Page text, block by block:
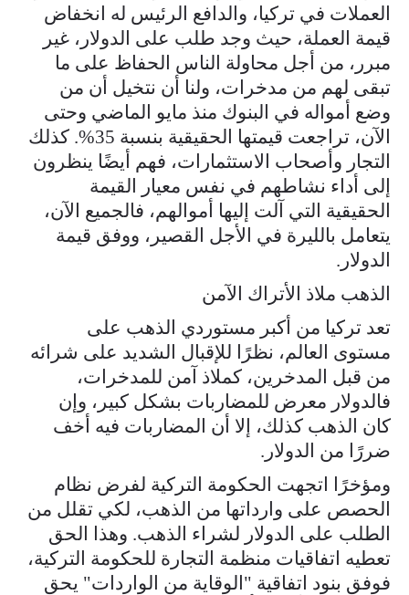
العملات في تركيا، والدافع الرئيس له انخفاض
قيمة العملة، حيث وجد طلب على الدولار، غير
مبرر، من أجل محاولة الناس الحفاظ على ما
تبقى لهم من مدخرات، ولنا أن نتخيل أن من
وضع أمواله في البنوك منذ مايو الماضي وحتى
الآن، تراجعت قيمتها الحقيقية بنسبة 35%. كذلك
التجار وأصحاب الاستثمارات، فهم أيضًا ينظرون
إلى أداء نشاطهم في نفس معيار القيمة
الحقيقية التي آلت إليها أموالهم، فالجميع الآن،
يتعامل بالليرة في الأجل القصير، ووفق قيمة
الدولار.
الذهب ملاذ الأتراك الآمن
تعد تركيا من أكبر مستوردي الذهب على
مستوى العالم، نظرًا للإقبال الشديد على شرائه
من قبل المدخرين، كملاذ آمن للمدخرات،
فالدولار معرض للمضاربات بشكل كبير، وإن
كان الذهب كذلك، إلا أن المضاربات فيه أخف
ضررًا من الدولار.
ومؤخرًا اتجهت الحكومة التركية لفرض نظام
الحصص على وارداتها من الذهب، لكي تقلل من
الطلب على الدولار لشراء الذهب. وهذا الحق
تعطيه اتفاقيات منظمة التجارة للحكومة التركية،
فوفق بنود اتفاقية "الوقاية من الواردات" يحق